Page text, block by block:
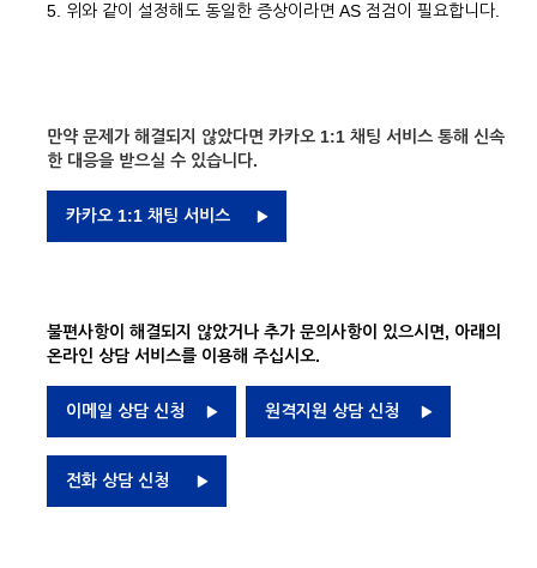
5. 위와 같이 설정해도 동일한 증상이라면 AS 점검이 필요합니다.
만약 문제가 해결되지 않았다면 카카오 1:1 채팅 서비스 통해 신속
한 대응을 받으실 수 있습니다.
카카오 1:1 채팅 서비스
불편사항이 해결되지 않았거나 추가 문의사항이 있으시면, 아래의
온라인 상담 서비스를 이용해 주십시오.
이메일 상담 신청 원격지원 상담 신청
전화 상담 신청